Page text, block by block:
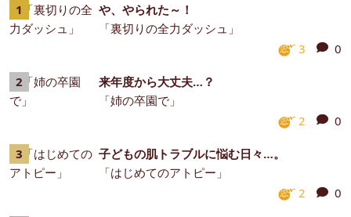
や、やられた～！
「裏切りの全力ダッシュ」
3
0
来年度から大丈夫…？
「姉の卒園で」
2
0
子どもの肌トラブルに悩む日々…。
「はじめてのアトピー」
2
0